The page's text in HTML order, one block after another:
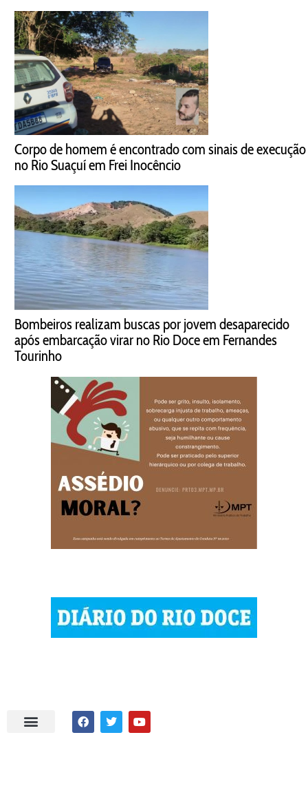
Corpo de homem é encontrado com sinais de execução
no Rio Suaçuí em Frei Inocêncio
Bombeiros realizam buscas por jovem desaparecido
após embarcação virar no Rio Doce em Fernandes
Tourinho